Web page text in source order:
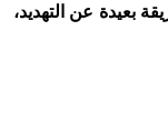
بعيدة عن التهديد،